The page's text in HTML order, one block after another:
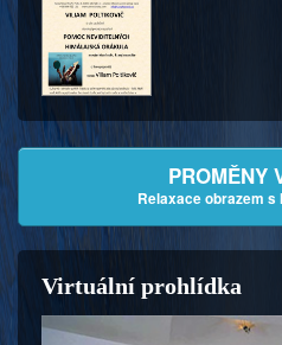
PROMĚNY
Relaxace obrazem s
Virtuální prohlídka